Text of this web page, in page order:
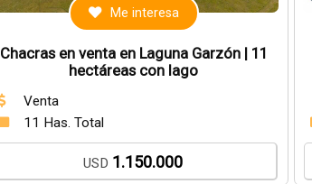
Me interesa
Chacras en venta en Laguna Garzón | 11
hectáreas con lago
Venta
11 Has. Total
USD 1.150.000